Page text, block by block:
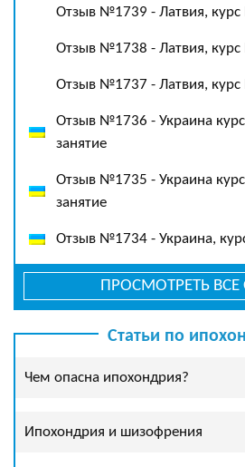
Отзыв №1739 - Латвия, курс
Отзыв №1738 - Латвия, курс
Отзыв №1737 - Латвия, курс
Отзыв №1736 - Украина
занятие
Отзыв №1735 - Украина
занятие
Отзыв №1734 - Украина,
ПРОСМОТРЕТЬ
Статьи по
Чем опасна ипохондрия?
Ипохондрия и шизофрения